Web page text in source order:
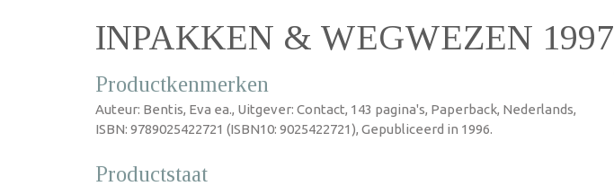
INPAKKEN & WEGWEZEN 1997
Productkenmerken
Auteur: Bentis, Eva ea., Uitgever: Contact, 143 pagina's, Paperback, Nederlands,
ISBN: 9789025422721 (ISBN10: 9025422721), Gepubliceerd in 1996.
Productstaat